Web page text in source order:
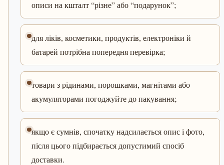
описи на кшталт “різне” або “подарунок”;
для ліків, косметики, продуктів, електроніки й
батарей потрібна попередня перевірка;
товари з рідинами, порошками, магнітами або
акумуляторами погоджуйте до пакування;
якщо є сумнів, спочатку надсилається опис і фото,
після цього підбирається допустимий спосіб
доставки.